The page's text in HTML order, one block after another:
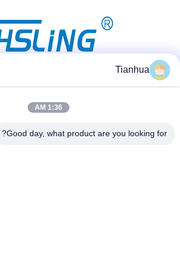
تماس سریع
Tianhua
1:36 AM
Good day, what product are you looking for?